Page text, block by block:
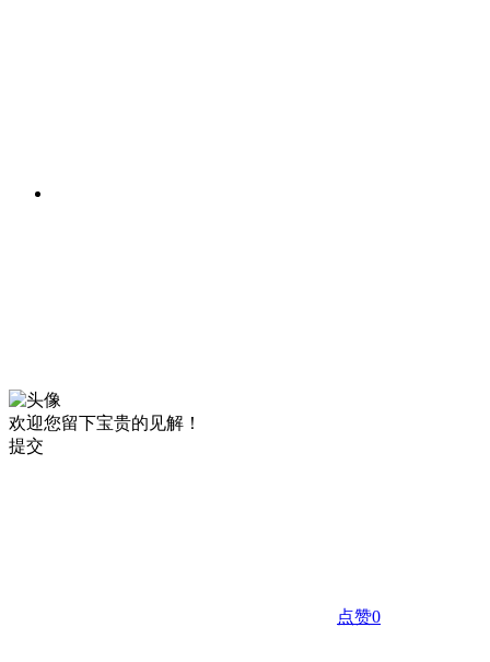
欢迎您留下宝贵的见解！
提交
点赞0